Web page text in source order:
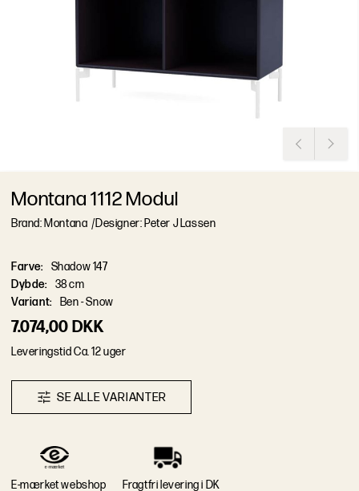
7.074,00 DKK
Leveringstid Ca. 12 uger
Montana 1112 Modul
Brand: Montana /Designer: Peter J Lassen
SEALLEVAR ANTER
Farve:
Shadow 147
Dybde:
38 cm
Variant: Ben - Snow
E-mærket webshop Fragtfri levering i DK